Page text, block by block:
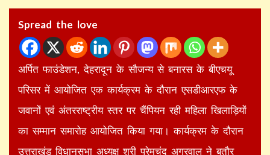
Spread the love
अर्पित फाउंडेशन, देहरादून के सौजन्य से बनारस के बीएचयू
परिसर में आयोजित एक कार्यक्रम के दौरान एसडीआरएफ के
जवानों एवं अंतरराष्ट्रीय स्तर पर चैंपियन रही महिला खिलाड़ियों
का सम्मान समारोह आयोजित किया गया। कार्यक्रम के दौरान
उत्तराखंड विधानसभा अध्यक्ष श्री प्रेमचंद अग्रवाल ने बतौर